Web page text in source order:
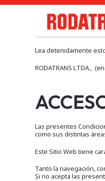
Lea detenidamente
RODATRANS LTDA.,
Las presentes
como sus distintas
Este Sitio Web tiene
Tanto la navegación,
Si no acepta las